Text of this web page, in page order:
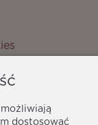
dostosować